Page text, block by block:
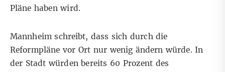
Pläne haben wird.
Mannheim schreibt, dass sich durch die
Reformpläne vor Ort nur wenig ändern würde. In
der Stadt würden bereits 60 Prozent des